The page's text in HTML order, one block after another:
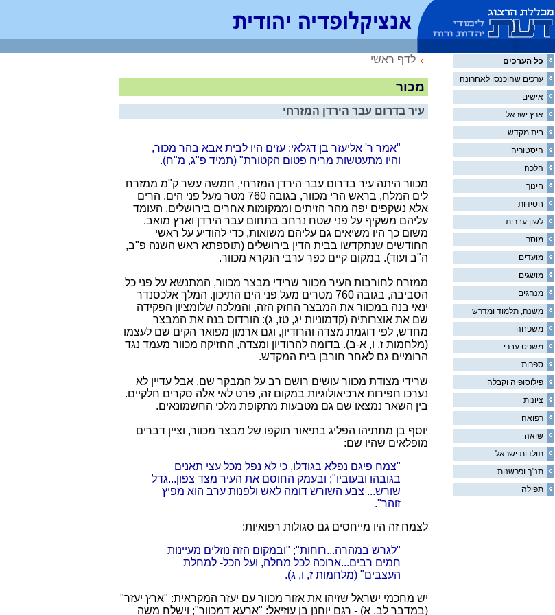
כל הערכים
ערכים שהוכנסו לאחרונה
אישים
ארץ ישראל
בית מקדש
היסטוריה
הלכה
חינוך
חסידות
לשון עברית
מוסר
מועדים
מושגים
מנהגים
משנה, תלמוד ומדרש
משפחה
משפט עברי
ספרות
פילוסופיה וקבלה
ציונות
רפואה
שואה
תולדות ישראל
תנ"ך ופרשנות
תפילה
לדף ראשי
מכור
עיר בדרום עבר הירדן המזרחי
"אמר ר' אליעזר בן דגלאי: עזים היו לבית אבא בהר מכור,
והיו מתעטשות מריח פטום הקטורת" (תמיד פ"ג, מ"ח).
מכוור היתה עיר בדרום עבר הירדן המזרחי, חמשה עשר ק"מ ממזרח
לים המלח, בראש הרי מכוור, בגובה 760 מטר מעל פני הים. הרים
אלא נשקפים יפה מהר הזיתים וממקומות אחרים בירושלים. העומד
עליהם משקיף על פני שטח נרחב בתחום עבר הירדן וארץ מואב.
משום כך היו משיאים גם עליהם משואות, כדי להודיע על ראשי
החודשים שנתקדשו בבית הדין בירושלים (תוספתא ראש השנה פ"ב,
ה"ב ועוד). במקום קיים כפר ערבי הנקרא מכוור.
ממזרח לחורבות העיר מכוור שרידי מבצר מכוור, המתנשא על פני כל
הסביבה, בגובה 760 מטרים מעל פני הים התיכון. המלך אלכסנדר
ינאי בנה במכוור את המבצר החזק הזה, והמלכה שלומציון הפקידה
שם את אוצרותיה (קדמוניות יג, טז, ג): הורדוס בנה את המבצר
מחדש, לפי דוגמת מצדה והרודיון, וגם ארמון מפואר הקים שם לעצמו
(מלחמות ז, ו, א-ב). בדומה להרודיון ומצדה, החזיקה מכוור מעמד נגד
הרומיים גם לאחר חורבן בית המקדש.
שרידי מצודת מכוור עושים רושם רב על המבקר שם, אבל עדיין לא
נערכו חפירות ארכיאולוגיות במקום זה, פרט לאי אלה סקרים חלקיים.
בין השאר נמצאו שם גם מטבעות מתקופת מלכי החשמונאים.
יוסף בן מתתיהו הפליג בתיאור תוקפו של מבצר מכוור, וציין דברים
מופלאים שהיו שם:
"צמח פיגם נפלא בגודלו, כי לא נפל מכל עצי תאנים
בגובהו ובעוביו"; ובעמק החוסם את העיר מצד צפון...גדל
שורש... צבע השורש דומה לאש ולפנות ערב הוא מפיץ
זוהר".
לצמח זה היו מייחסים גם סגולות רפואיות:
"לגרש במהרה...רוחות"; "ובמקום הזה נוזלים מעיינות
חמים רבים...ארוכה לכל מחלה, ועל הכל- למחלת
העצבים" (מלחמות ז, ו, ג).
יש מחכמי ישראל שזיהו את אזור מכוור עם יעזר המקראית: "ארץ יעזר"
(במדבר לב, א) - רגם יוחנן בן עוזיאל: "ארעא דמכוור"; וישלח משה